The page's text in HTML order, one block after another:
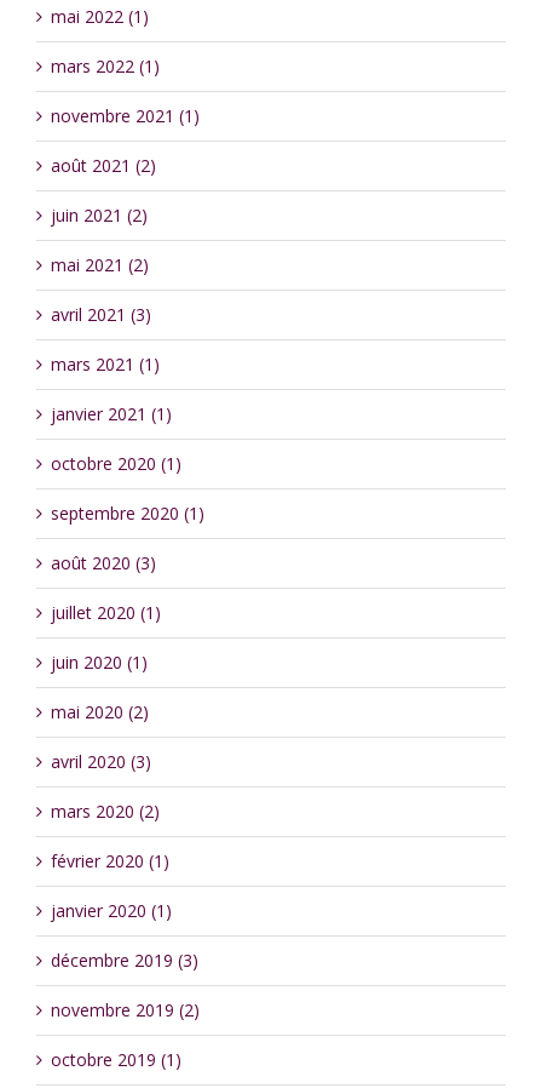
mai 2022 (1)
mars 2022 (1)
novembre 2021 (1)
août 2021 (2)
juin 2021 (2)
mai 2021 (2)
avril 2021 (3)
mars 2021 (1)
janvier 2021 (1)
octobre 2020 (1)
septembre 2020 (1)
août 2020 (3)
juillet 2020 (1)
juin 2020 (1)
mai 2020 (2)
avril 2020 (3)
mars 2020 (2)
février 2020 (1)
janvier 2020 (1)
décembre 2019 (3)
novembre 2019 (2)
octobre 2019 (1)